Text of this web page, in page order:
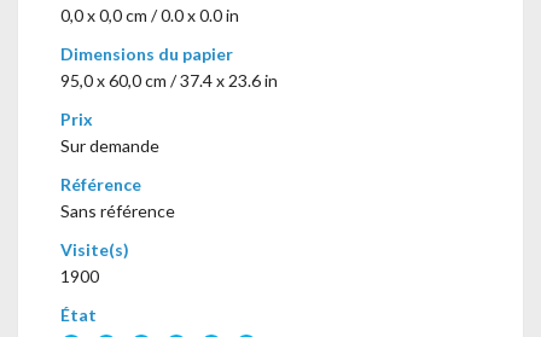
0,0 x 0,0 cm / 0.0 x 0.0 in
Dimensions du papier
95,0 x 60,0 cm / 37.4 x 23.6 in
Prix
Sur demande
Référence
Sans référence
Visite(s)
1900
État